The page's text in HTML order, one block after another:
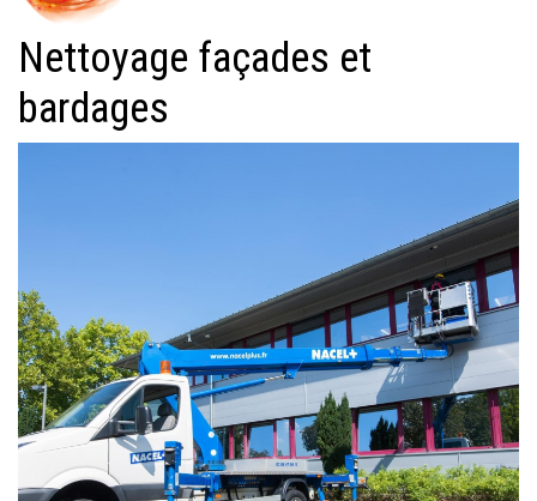
Nettoyage façades et
bardages